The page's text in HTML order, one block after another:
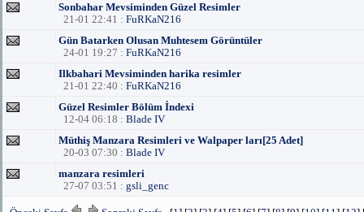
Sonbahar Mevsiminden Güzel Resimler
21-01 22:41 : FuRKaN216
Gün Batarken Olusan Muhtesem Görüntüler
24-01 19:27 : FuRKaN216
Ilkbahari Mevsiminden harika resimler
21-01 22:40 : FuRKaN216
Güzel Resimler Bölüm İndexi
12-04 06:18 : Blade IV
Müthiş Manzara Resimleri ve Walpaper ları[25 Adet]
20-03 07:30 : Blade IV
manzara resimleri
27-07 03:51 : gsli_genc